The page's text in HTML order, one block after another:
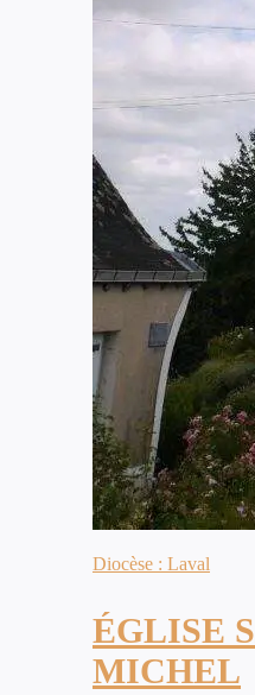
Diocèse : Laval
ÉGLISE
MICHEL